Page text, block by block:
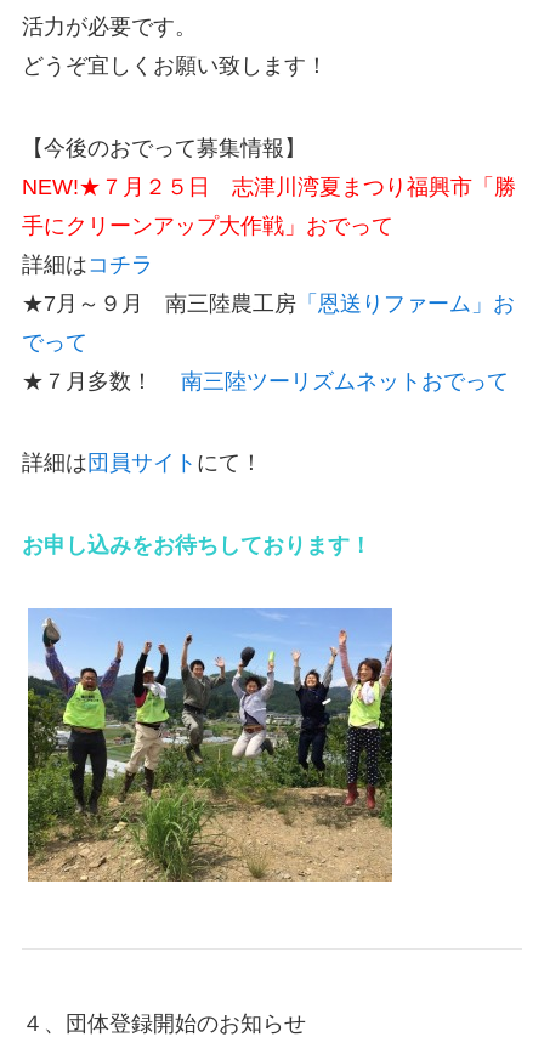
活力が必要です。
どうぞ宜しくお願い致します！
【今後のおでって募集情報】
NEW!★７月２５日 志津川湾夏まつり福興市「勝
手にクリーンアップ大作戦」おでって
詳細はコチラ
★7月～９月 南三陸農工房「恩送りファーム」お
でって
★７月多数！ 南三陸ツーリズムネットおでって
詳細は 団員サイト にて！
お申し込みをお待ちしております！
４、団体登録開始のお知らせ